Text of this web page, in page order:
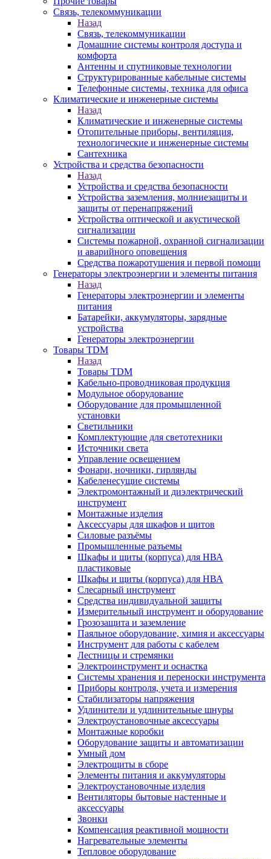
Связь, телекоммуникации
Назад
Связь, телекоммуникации
Домашние системы контроля доступа и
комфорта
Антенны и спутниковые технологии
Структурированные кабельные системы
Телефонные системы, техника для офиса
Климатические и инженерные системы
Назад
Климатические и инженерные системы
Отопительные приборы, вентиляция,
технологические и инженерные системы
Сантехника
Устройства и средства безопасности
Назад
Устройства и средства безопасности
Устройства заземления, молниезащиты и
защиты от перенапряжений
Устройства оптической и акустической
сигнализации
Системы пожарной, охранной сигнализации
и аварийного оповещения
Средства пожаротушения и первой помощи
Генераторы электроэнергии и элементы питания
Назад
Генераторы электроэнергии и элементы
питания
Батарейки, аккумуляторы, зарядные
устройства
Генераторы электроэнергии
Товары TDM
Назад
Товары TDM
Кабельно-проводниковая продукция
Модульное оборудование
Оборудование для промышленной
установки
Светильники
Комплектующие для светотехники
Источники света
Управление освещением
Фонари, ночники, гирлянды
Кабеленесущие системы
Электромонтажный и диэлектрический
инструмент
Монтажные изделия
Аксессуары для шкафов и щитов
Силовые разъёмы
Промышленные разъемы
Шкафы и щиты (корпуса) для НВА
пластиковые
Шкафы и щиты (корпуса) для НВА
Слесарный инструмент
Средства индивидуальной защиты
Измерительный инструмент и оборудование
Грозозащита и заземление
Паяльное оборудование, химия и аксессуары
Инструмент для работы с кабелем
Лестницы и стремянки
Электроинструмент и оснастка
Системы хранения и переноски инструмента
Приборы контроля, учета и измерения
Стабилизаторы напряжения
Удлинители и удлинительные шнуры
Электроустановочные аксессуары
Монтажные коробки
Оборудование защиты и автоматизации
Умный дом
Электрощиты в сборе
Элементы питания и аккумуляторы
Электроустановочные изделия
Вентиляторы бытовые настенные и
аксессуары
Звонки
Компенсация реактивной мощности
Нагревательные элементы
Тепловое оборудование